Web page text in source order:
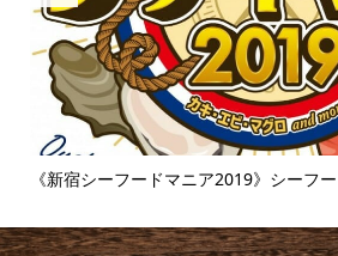
《新宿シーフードマニア2019》シーフ